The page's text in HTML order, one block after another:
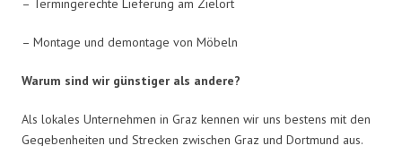
– Termingerechte Lieferung am Zielort
– Montage und demontage von Möbeln
Warum sind wir günstiger als andere?
Als lokales Unternehmen in Graz kennen wir uns bestens mit den
Gegebenheiten und Strecken zwischen Graz und Dortmund aus.